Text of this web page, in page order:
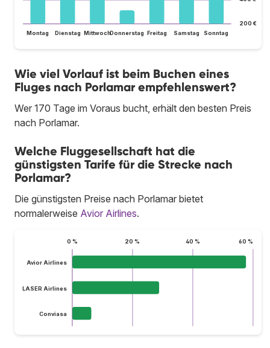
200 €
Montag Dienstag MittwochDonnerstag Freitag Samstag Sonntag
Wie viel Vorlauf ist beim Buchen eines
Fluges nach Porlamar empfehlenswert?
Wer 170 Tage im Voraus bucht, erhält den besten Preis
nach Porlamar.
Welche Fluggesellschaft hat die
günstigsten Tarife für die Strecke nach
Porlamar?
Die günstigsten Preise nach Porlamar bietet
normalerweise Avior Airlines.
0 % 20 % 40 % 60 %
Avior Airlines
LASER Airlines
Conviasa